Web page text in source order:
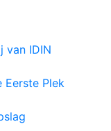
van IDIN
Eerste Plek